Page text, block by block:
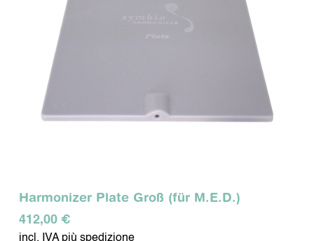
Harmonizer Plate Groß (für M.E.D.)
412,00 €
incl. IVA più spedizione